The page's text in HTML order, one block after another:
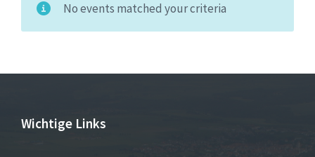
No events matched your criteria
Wichtige Links